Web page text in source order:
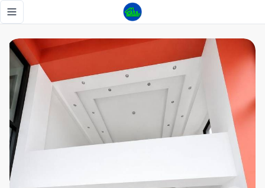
Toggle navigation menu
Penthouse en venta en corales del sur - Tu Casa RD